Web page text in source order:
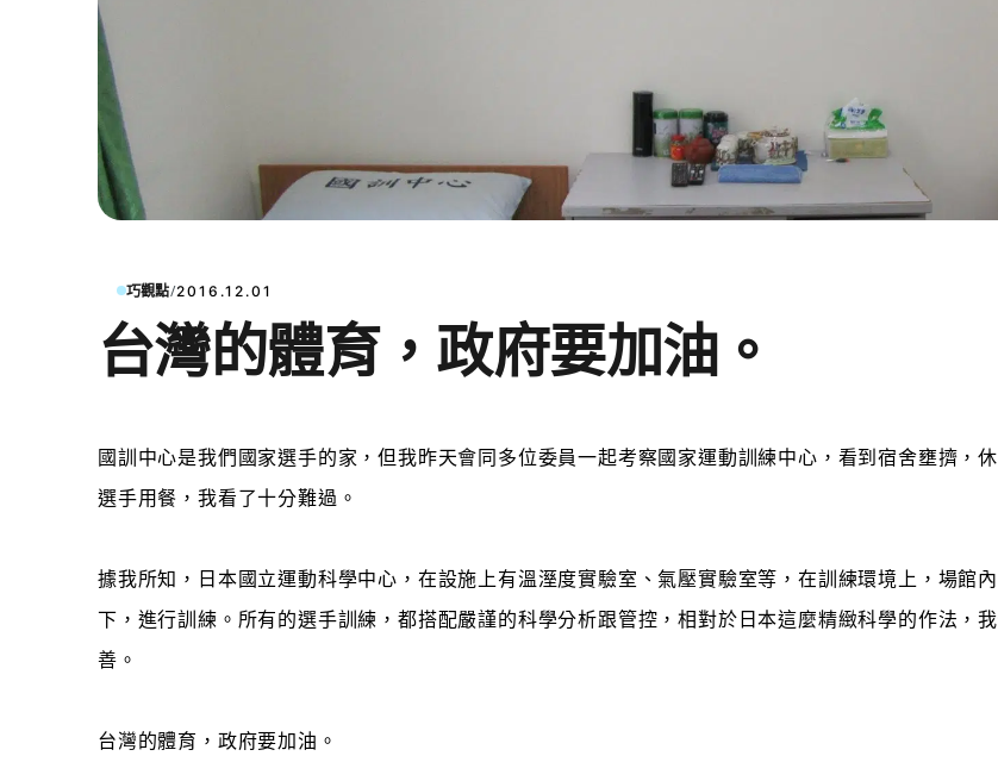
巧觀點/2016.12.01
台灣的體育，政府要加油。
國訓中心是我們國家選手的家，但我昨天會同多位委員一起考察國家運動訓練中心，看到宿舍壅擠，
選手用餐，我看了十分難過。
據我所知，日本國立運動科學中心，在設施上有溫溼度實驗室、氣壓實驗室等，在訓練環境上，場館
下，進行訓練。所有的選手訓練，都搭配嚴謹的科學分析跟管控，相對於日本這麼精緻科學的作法，
善。
台灣的體育，政府要加油。